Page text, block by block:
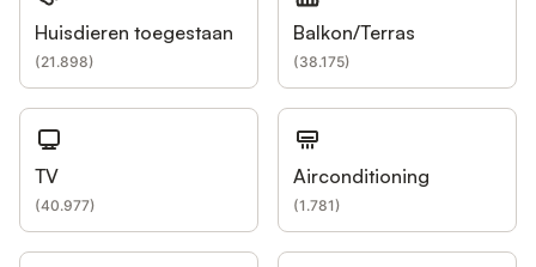
Huisdieren toegestaan
(21.898)
Balkon/Terras
(38.175)
TV
(40.977)
Airconditioning
(1.781)